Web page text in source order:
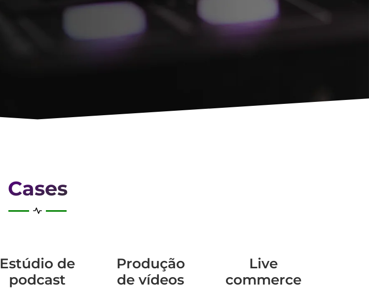
Cases
Estúdio de
podcast
Produção
de vídeos
Live
commerce